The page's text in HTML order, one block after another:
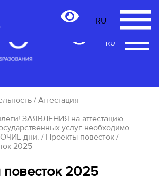
RU
RU
/Аттестация
ЗАЯВЛЕНИЯ на аттестацию
услуг необходимо
дни. / Проекты повесток /
2025
2025